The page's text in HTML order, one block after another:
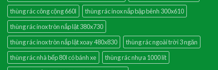
thùng rác công cộng 660l
thùng rác inox nắp bập bênh 300x610
thùng rác inox tròn nắp lật 380x730
thùng rác inox tròn nắp lật xoay 480x830
thùng rác ngoài trời 3 ngăn
thùng rác nhà bếp 80l có bánh xe
thùng rác nhựa 1000 lít